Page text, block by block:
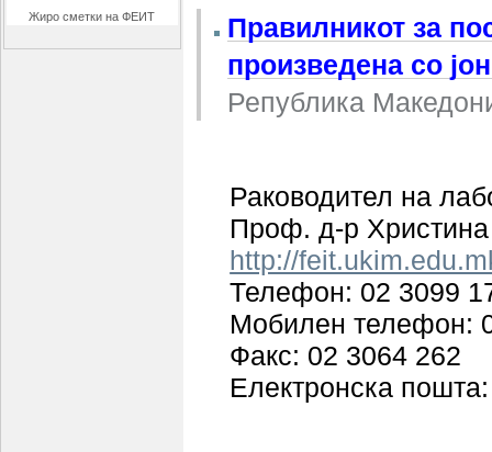
Правилникот за
произведена со
Република
Раководител на
Проф. д-р
http://
Телефон: 02 3099
Мобилен телефон:
Факс: 02 3064 262
Електронска
Жиро сметки на ФЕИТ